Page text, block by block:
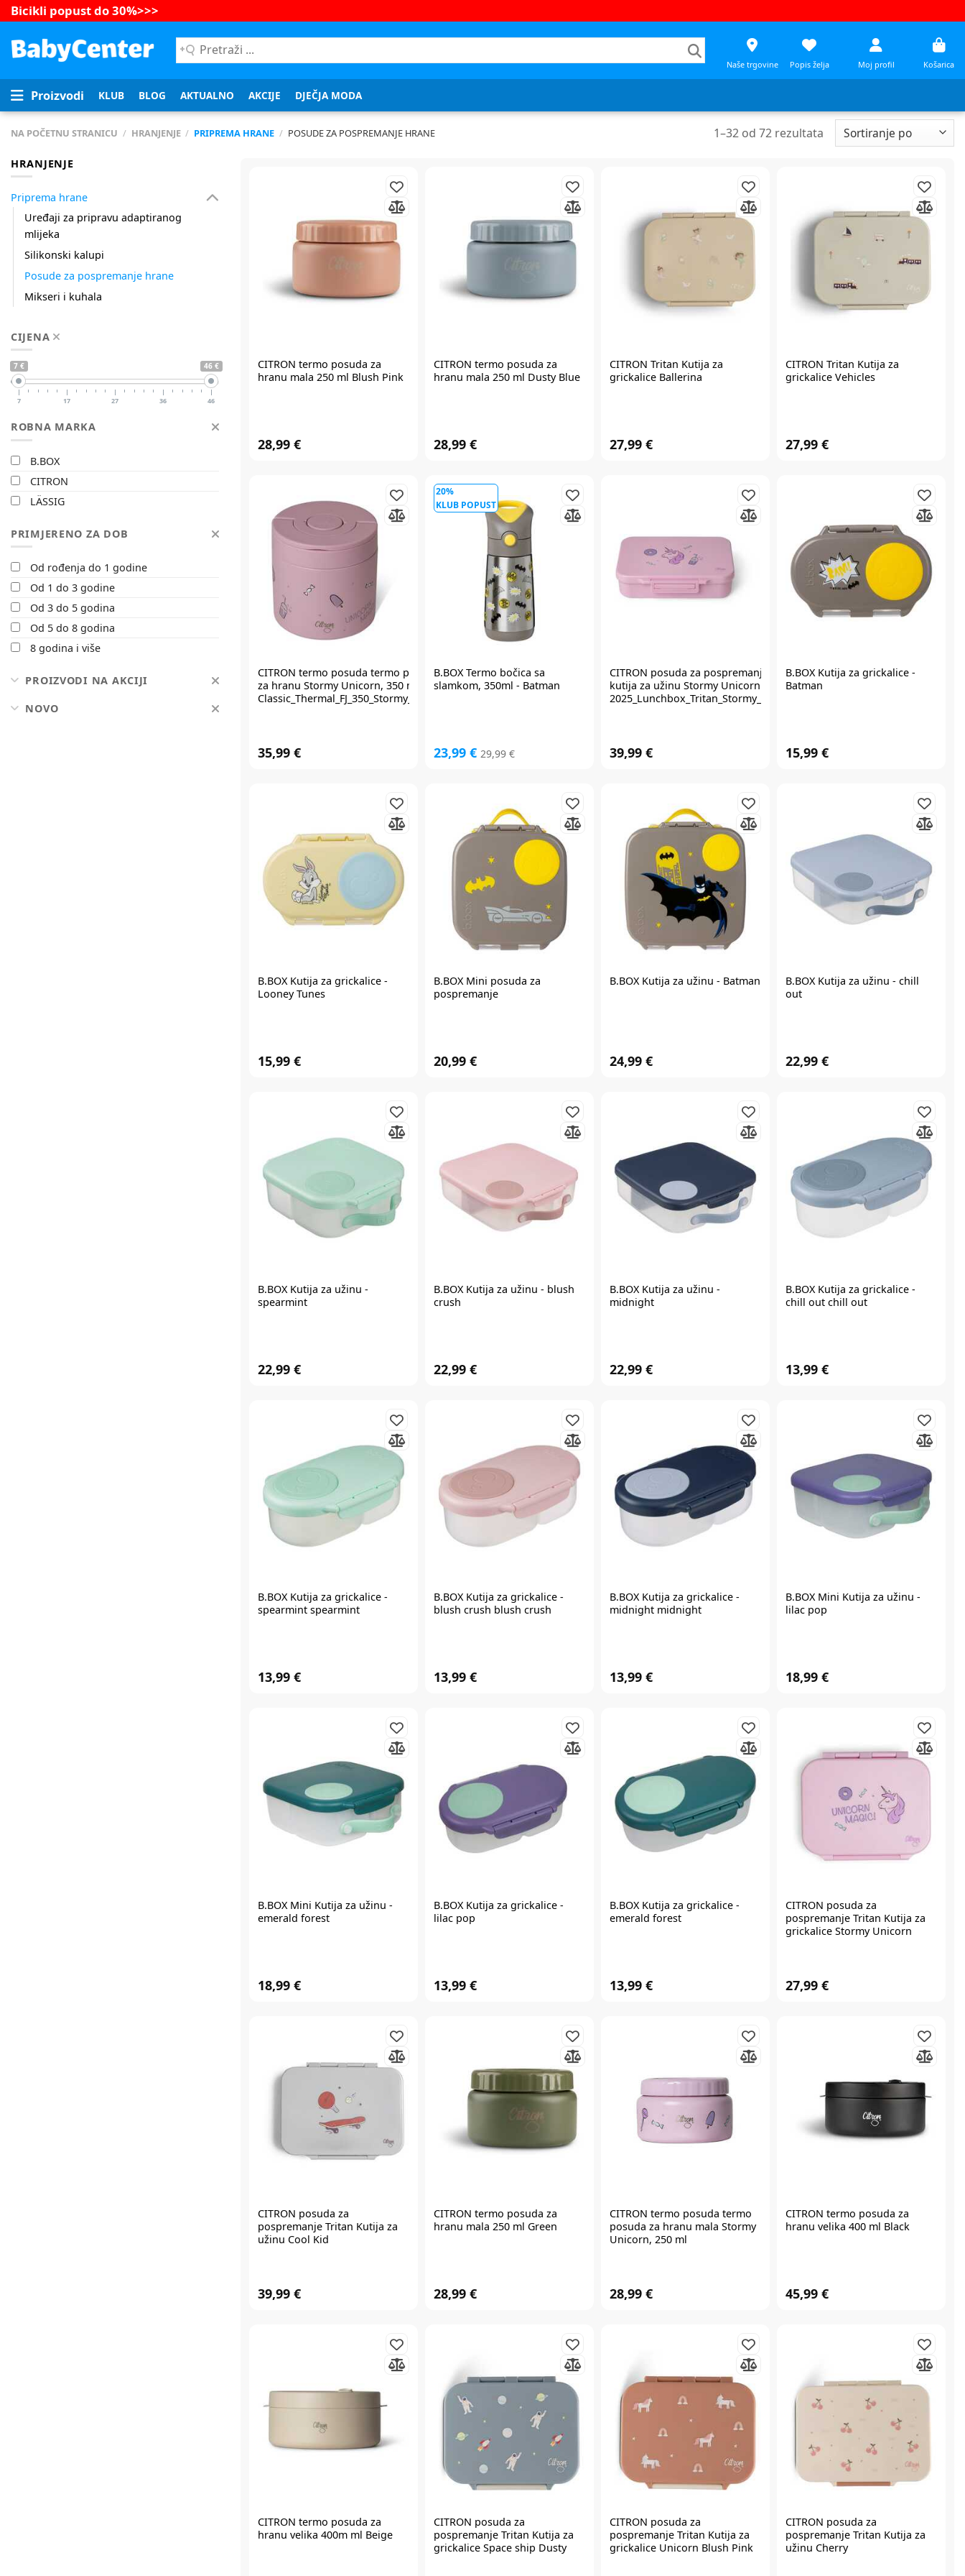
Bicikli popust do 30%>>>
Pretraži
...
Naše trgovine Popis želja Moj profil Košarica
Proizvodi KLUB BLOG AKTUALNO AKCIJE DJEČJA MODA
NA POČETNU STRANICU / HRANJENJE / PRIPREMA HRANE / POSUDE ZA POSPREMANJE HRANE 1–32od 72rezultata
HRANJENJE
Priprema hrane
Uređaji za pripravu adaptiranog
mlijeka
Silikonski kalupi
Posude za pospremanje hrane
Mikseri i kuhala
CIJENA
7 € 46 €
7 17 27 36 46
ROBNA MARKA
B.BOX
CITRON
LÄSSIG
PRIMJERENO ZA DOB
Od rođenja do 1 godine
Od 1 do 3 godine
Od 3 do 5 godina
Od 5 do 8 godina
8 godina i više
PROIZVODI NA AKCIJI
NOVO
CITRON termo posuda za
hranu mala 250 ml Blush Pink
28,99 €
CITRON termo posuda za
hranu mala 250 ml Dusty Blue
28,99 €
CITRON Tritan Kutija za
grickalice Ballerina
27,99 €
CITRON Tritan Kutija za
grickalice Vehicles
27,99 €
CITRON termo posuda termo posuda
za hranu Stormy Unicorn, 350 ml
Classic_Thermal_FJ_350_Stormy_Unicorn
35,99 €
20%
KLUB POPUST
B.BOX Termo bočica sa
slamkom, 350ml - Batman
23,99 € 29,99 €
CITRON posuda za pospremanje Tritan
kutija za užinu Stormy Unicorn
2025_Lunchbox_Tritan_Stormy_Unicorn
39,99 €
B.BOX Kutija za grickalice -
Batman
15,99 €
B.BOX Kutija za grickalice -
Looney Tunes
15,99 €
B.BOX Mini posuda za
pospremanje
20,99 €
B.BOX Kutija za užinu - Batman
24,99 €
B.BOX Kutija za užinu - chill
out
22,99 €
B.BOX Kutija za užinu -
spearmint
22,99 €
B.BOX Kutija za užinu - blush
crush
22,99 €
B.BOX Kutija za užinu -
midnight
22,99 €
B.BOX Kutija za grickalice -
chill out chill out
13,99 €
B.BOXKutija za grickalice -
spearmint spearmint
13,99 €
B.BOXKutija za grickalice -
blush crush blush crush
13,99 €
B.BOXKutija za grickalice -
midnight midnight
13,99 €
B.BOXMini Kutija za užinu -
lilac pop
18,99 €
B.BOXMini Kutija za užinu -
emerald forest
18,99 €
B.BOXKutija za grickalice -
lilac pop
13,99 €
B.BOXKutija za grickalice -
emerald forest
13,99 €
CITRON posuda za
pospremanje Tritan Kutija za
grickalice Stormy Unicorn
27,99 €
CITRON posuda za
pospremanje Tritan Kutija za
užinu Cool Kid
39,99 €
CITRON termo posuda za
hranu mala 250 ml Green
28,99 €
CITRON termo posuda termo
posuda za hranu mala Stormy
Unicorn, 250 ml
28,99 €
CITRON termo posuda za
hranu velika 400 ml Black
45,99 €
CITRON termo posuda za
hranu velika 400m ml Beige
CITRON posuda za
pospremanje Tritan Kutija za
grickalice Space ship Dusty
CITRON posuda za
pospremanje Tritan Kutija za
grickalice Unicorn Blush Pink
CITRON posuda za
pospremanje Tritan Kutija za
užinu Cherry
Prijavite se na
newsletter
i iskoristite
7% popusta
*Prijavom na newsletter pristajete da vam tvrtka AKIDS HR d.o.o. može
slati razne personalizirane komercijalne poruke na vašu e-mail adresu te
redovnim cijenama u internet trgovini. Promo kod za popust ne vrijedi na
proizvode Cybex Platinum, Britax Römer Lux, Frida, Stokke, Babyzen,
Baby Brezza i Scoot & Ride te kod kupnje darovnih kartica i plaćanja
usluga. Promo kod za popust nije moguće kombinirati s aktualnim
akcijama i klupskim pogodnostima. Popusti se ne zbrajaju.
popust vrijedi 30 dana.